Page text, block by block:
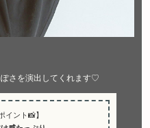
さを演出してくれます♡
イント📸】